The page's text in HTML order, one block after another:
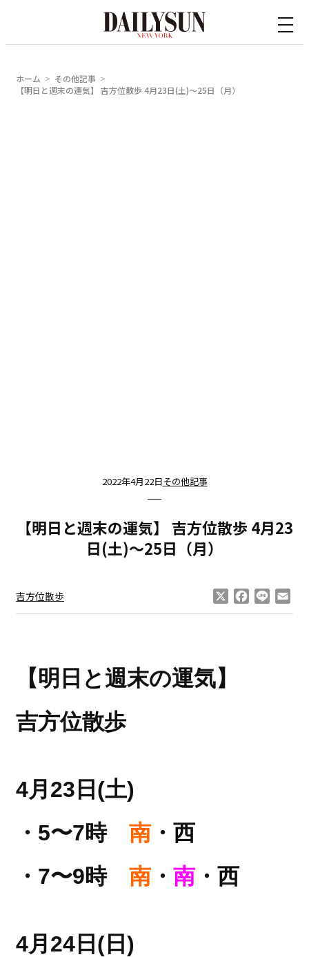
ホーム
その他記事
【明日と週末の運気】 吉方位散歩 4月23日(土)〜25日（月）
2022年4月22日その他記事
【明日と週末の運気】 吉方位散歩 4月23
日(土)〜25日（月）
吉方位散歩 Facebook
Line
【明日と週末の運気】
吉方位散歩
4月23日(土)
・5〜7時南 ・西
・7〜9時南 ・南 ・西
4月24日(日)